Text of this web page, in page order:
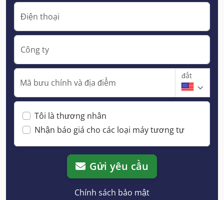
Điện thoại
Công ty
Mã bưu chính và địa điểm
đất
Tôi là thương nhân
Nhận báo giá cho các loại máy tương tự
Gửi yêu cầu
Chính sách bảo mật